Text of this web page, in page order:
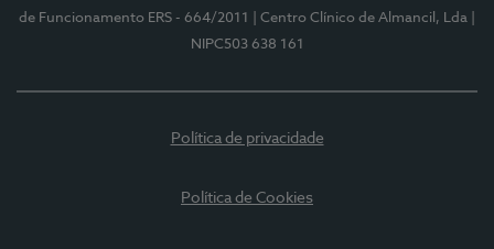
de Funcionamento ERS - 664/2011
| Centro Clínico de Almancil, Lda
NIPC503 638 161
Política de privacidade
Política de Cookies